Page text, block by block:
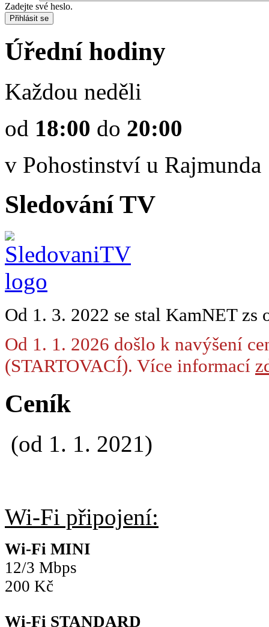
Zadejte své heslo.
Úřední hodiny
Každou neděli
od 18:00 do 20:00
v Pohostinství u Rajmunda
Sledování TV
Od 1. 3. 2022 se stal KamNET
Od 1. 1. 2026 došlo k navýšení
(STARTOVACÍ). Více informací
Ceník
(od 1. 1. 2021)
Wi-Fi připojení:
Wi-Fi MINI
12/3 Mbps
200 Kč
Wi-Fi STANDARD